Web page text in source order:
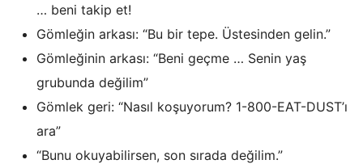
… beni takip et!
Gömleğin arkası: “Bu bir tepe. Üstesinden gelin.”
Gömleğinin arkası: “Beni geçme … Senin yaş
grubunda değilim”
Gömlek geri: “Nasıl koşuyorum? 1-800-EAT-DUST’ı
ara”
“Bunu okuyabilirsen, son sırada değilim.”